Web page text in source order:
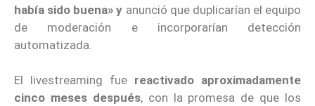
había sido buena» y anunció que duplicarían el equipo
de moderación e incorporarían detección
automatizada.
El livestreaming fue reactivado aproximadamente
cinco meses después, con la promesa de que los